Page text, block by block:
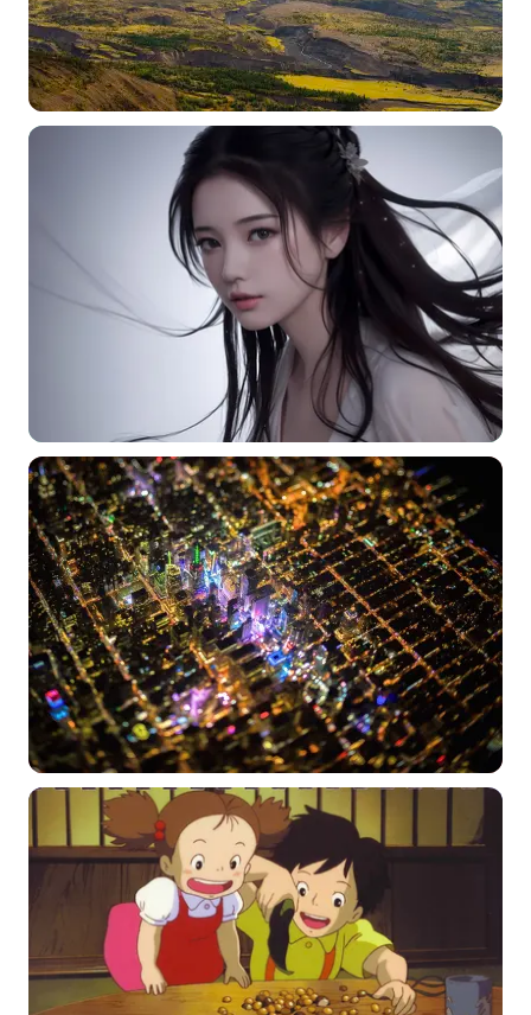
选择图片
标题
分类
标签 (逗号分隔)